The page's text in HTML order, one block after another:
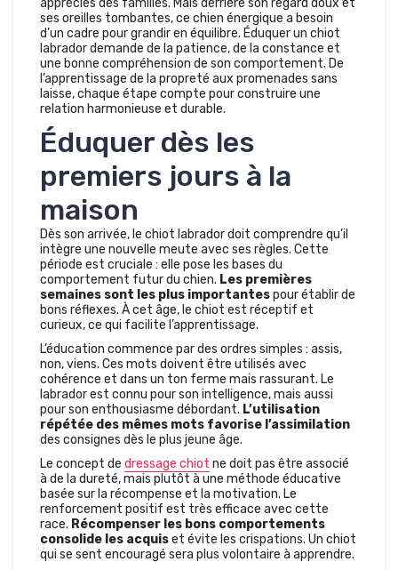
appréciés des familles. Mais derrière son regard doux et
ses oreilles tombantes, ce chien énergique a besoin
d’un cadre pour grandir en équilibre. Éduquer un chiot
labrador demande de la patience, de la constance et
une bonne compréhension de son comportement. De
l’apprentissage de la propreté aux promenades sans
laisse, chaque étape compte pour construire une
relation harmonieuse et durable.
Éduquer dès les
premiers jours à la
maison
Dès son arrivée, le chiot labrador doit comprendre qu’il
intègre une nouvelle meute avec ses règles. Cette
période est cruciale : elle pose les bases du
comportement futur du chien. Les premières
semaines sont les plus importantespour établir de
bons réflexes. À cet âge, le chiot est réceptif et
curieux, ce qui facilite l’apprentissage.
L’éducation commence par des ordres simples : assis,
non, viens. Ces mots doivent être utilisés avec
cohérence et dans un ton ferme mais rassurant. Le
labrador est connu pour son intelligence, mais aussi
pour son enthousiasme débordant. L’utilisation
répétée des mêmes mots favorise l’assimilation
des consignes dès le plus jeune âge.
Le concept de dressage chiot ne doit pas être associé
à de la dureté, mais plutôt à une méthode éducative
basée sur la récompense et la motivation. Le
renforcement positif est très efficace avec cette
race. Récompenser les bons comportements
consolide les acquiset évite les crispations. Un chiot
qui se sent encouragé sera plus volontaire à apprendre.